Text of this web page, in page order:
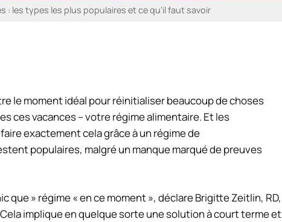
: les types les plus populaires et ce qu’il faut savoir
le moment idéal pour réinitialiser beaucoup de choses
ces vacances – votre régime alimentaire. Et les
exactement cela grâce à un régime de
populaires, malgré un manque marqué de preuves
que » régime « en ce moment », déclare Brigitte Zeitlin, RD,
implique en quelque sorte une solution à court terme et